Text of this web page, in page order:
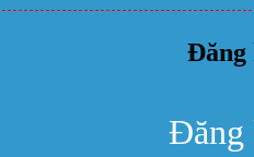
Đăng
Đăng